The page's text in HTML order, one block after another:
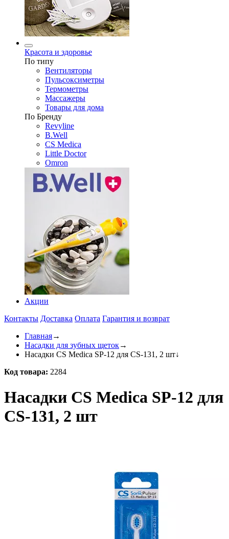
Красота и здоровье
По типу
Вентиляторы
Пульсоксиметры
Термометры
Массажеры
Товары для дома
По Бренду
Revyline
B.Well
CS Medica
Little Doctor
Omron
Акции
Контакты Доставка Оплата Гарантия и возврат
Главная→
Насадки для зубных щеток→
Насадки CS Medica SP-12 для CS-131, 2 шт↓
Код товара: 2284
Насадки CS Medica SP-12 для
CS-131, 2 шт